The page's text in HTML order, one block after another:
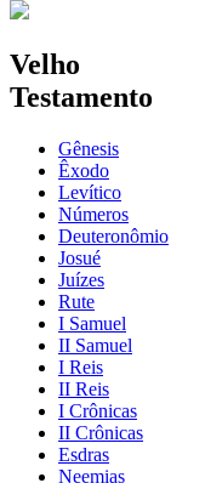
Velho
Testamento
Gênesis
Êxodo
Levítico
Números
Deuteronômio
Josué
Juízes
Rute
I Samuel
II Samuel
I Reis
II Reis
I Crônicas
II Crônicas
Esdras
Neemias